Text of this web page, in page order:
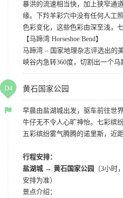
暴洪的流速相当快，加上狭窄通
缘。下羚羊彩穴中没有任何人工
色彩变化，这些色彩由深至浅，
【马蹄湾 Horseshoe Bend】
马蹄湾 – 国家地理杂志评选出的
峡谷内急转360度，切割出一个
D4 黄石国家公园
早晨由盐湖城出发，驱车前往世
牛仔无不令人心旷神怡。七彩缤
五彩缤纷雾气腾腾的诺里斯，近
行程安排：
盐湖城 → 黄石国家公园
（3小时
安排为准）
景点介绍：